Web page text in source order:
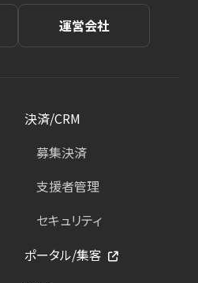
運営会社
決済/CRM
募集決済
支援者管理
セキュリティ
ポータル/集客